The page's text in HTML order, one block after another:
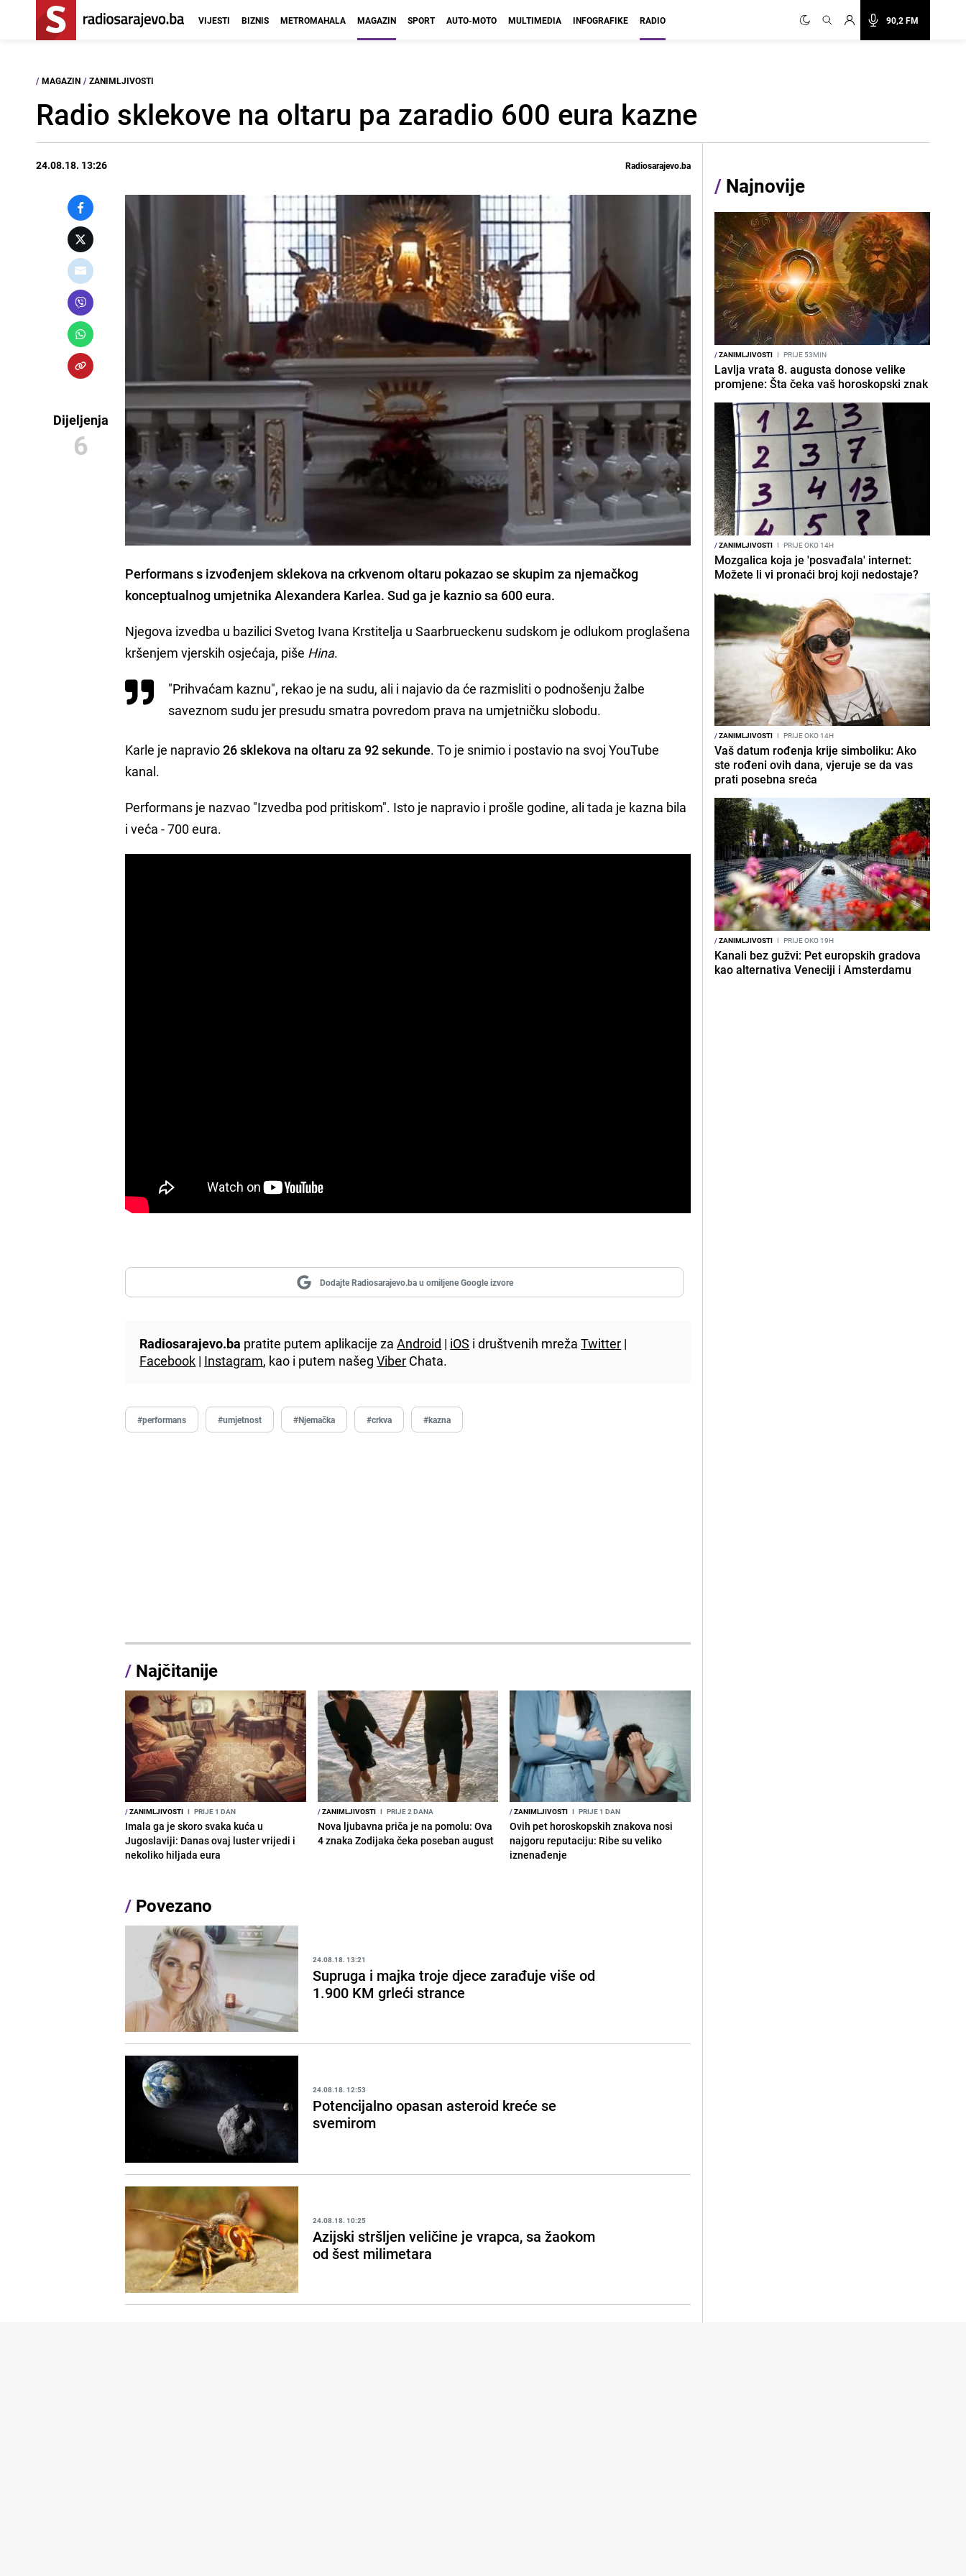
90,2 FM
VIJESTI BIZNIS METROMAHALA MAGAZIN SPORT AUTO-MOTO MULTIMEDIA INFOGRAFIKE RADIO
/ MAGAZIN / ZANIMLJIVOSTI
Radio sklekove na oltaru pa zaradio 600 eura kazne
24.08.18. 13:26 Radiosarajevo.ba
Dijeljenja
6
Performanss izvođenjem sklekova na crkvenom oltaru pokazao se skupim za njemačkog
konceptualnog umjetnikaAlexandera Karlea. Sud ga je kaznio sa 600 eura.
Njegova izvedba u bazilici Svetog Ivana Krstitelja u Saarbrueckenu sudskom je odlukom proglašena
kršenjem vjerskih osjećaja, piše Hina.
"Prihvaćam kaznu", rekao je na sudu, ali i najavio da će razmisliti o podnošenju žalbe
saveznom sudu jer presudu smatra povredom prava na umjetničku slobodu.
Karle je napravio26 sklekova na oltaru za 92 sekunde. To je snimio i postavio na svoj YouTube
kanal.
Performans je nazvao "Izvedba pod pritiskom". Isto je napravio i prošle godine, ali tada je kazna bila
i veća - 700 eura.
Dodajte Radiosarajevo.ba u omiljene Google izvore
Radiosarajevo.ba pratite putem aplikacije zaAndroid | iOS i društvenih mrežaTwitter |
Facebook | Instagram, kao i putem našegViber Chata.
#performans #umjetnost #Njemačka #crkva #kazna
/ Najčitanije
/ZANIMLJIVOSTI I PRIJE 1 DAN
Imala ga je skoro svaka kuća u
Jugoslaviji: Danas ovaj luster vrijedi i
nekoliko hiljada eura
/ZANIMLJIVOSTI I PRIJE 2 DANA
Nova ljubavna priča je na pomolu: Ova
4 znaka Zodijaka čeka poseban august
/ZANIMLJIVOSTI I PRIJE 1 DAN
Ovih pet horoskopskih znakova nosi
najgoru reputaciju: Ribe su veliko
iznenađenje
/ Povezano
24.08.18. 13:21
Supruga i majka troje djece zarađuje više od
1.900 KM grleći strance
24.08.18. 12:53
Potencijalno opasan asteroid kreće se
svemirom
24.08.18. 10:25
Azijski stršljen veličine je vrapca, sa žaokom
od šest milimetara
/ Najnovije
/ZANIMLJIVOSTI I PRIJE 53MIN
Lavlja vrata 8. augusta donose velike
promjene: Šta čeka vaš horoskopski znak
/ZANIMLJIVOSTI I PRIJE OKO 14H
Mozgalica koja je 'posvađala' internet:
Možete li vi pronaći broj koji nedostaje?
/ZANIMLJIVOSTI I PRIJE OKO 14H
Vaš datum rođenja krije simboliku: Ako
ste rođeni ovih dana, vjeruje se da vas
prati posebna sreća
/ZANIMLJIVOSTI I PRIJE OKO 19H
Kanali bez gužvi: Pet europskih gradova
kao alternativa Veneciji i Amsterdamu